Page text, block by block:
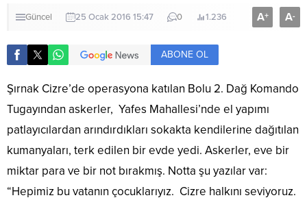
Güncel 25 Ocak 2016 15:47 0 1.236 A+ A-
ABONE OL
Şırnak Cizre’de operasyona katılan Bolu 2. Dağ Komando
Tugayından askerler, Yafes Mahallesi’nde el yapımı
patlayıcılardan arındırdıkları sokakta kendilerine dağıtılan
kumanyaları, terk edilen bir evde yedi. Askerler, eve bir
miktar para ve bir not bırakmış. Notta şu yazılar var:
“Hepimiz bu vatanın çocuklarıyız. Cizre halkını seviyoruz.